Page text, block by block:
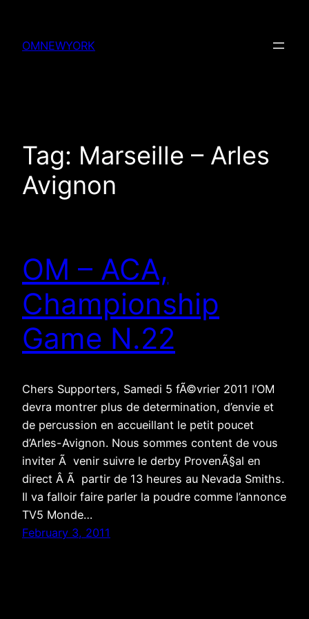
content
OMNEWYORK
Tag: Marseille – Arles
Avignon
OM – ACA,
Championship
Game N.22
Chers Supporters, Samedi 5 fÃ©vrier 2011 l’OM
devra montrer plus de determination, d’envie et
de percussion en accueillant le petit poucet
d’Arles-Avignon. Nous sommes content de vous
inviter Ã venir suivre le derby ProvenÃ§al en
direct Â Ã partir de 13 heures au Nevada Smiths.
Il va falloir faire parler la poudre comme l’annonce
TV5 Monde…
February 3, 2011